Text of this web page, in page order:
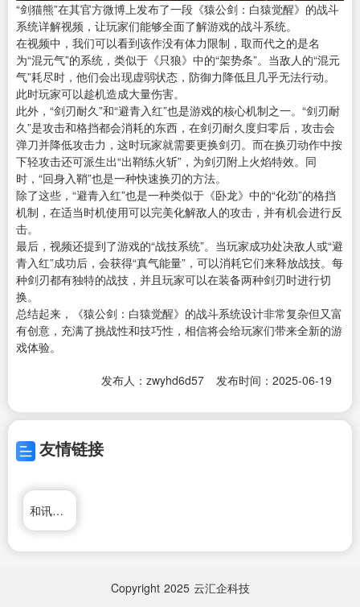
“剑猫熊”在其官方微博上发布了一段《猿公剑：白猿觉醒》的战斗
系统详解视频，让玩家们能够全面了解游戏的战斗系统。
在视频中，我们可以看到该作没有体力限制，取而代之的是名
为“混元气”的系统，类似于《只狼》中的“架势条”。当敌人的“混元
气”耗尽时，他们会出现虚弱状态，防御力降低且几乎无法行动。
此时玩家可以趁机造成大量伤害。
此外，“剑刃耐久”和“避青入红”也是游戏的核心机制之一。“剑刃耐
久”是攻击和格挡都会消耗的东西，在剑刃耐久度归零后，攻击会
弹刀并降低攻击力，这时玩家就需要更换剑刃。而在换刃动作中按
下轻攻击还可派生出“出鞘练火斩”，为剑刃附上火焰特效。同
时，“回身入鞘”也是一种快速换刃的方法。
除了这些，“避青入红”也是一种类似于《卧龙》中的“化劲”的格挡
机制，在适当时机使用可以完美化解敌人的攻击，并有机会进行反
击。
最后，视频还提到了游戏的“战技系统”。当玩家成功处决敌人或“避
青入红”成功后，会获得“真气能量”，可以消耗它们来释放战技。每
种剑刃都有独特的战技，并且玩家可以在装备两种剑刃时进行切
换。
总结起来，《猿公剑：白猿觉醒》的战斗系统设计非常复杂但又富
有创意，充满了挑战性和技巧性，相信将会给玩家们带来全新的游
戏体验。
发布人：zwyhd6d57 发布时间：2025-06-19
友情链接
和讯债券
Copyright 2025 云汇企科技